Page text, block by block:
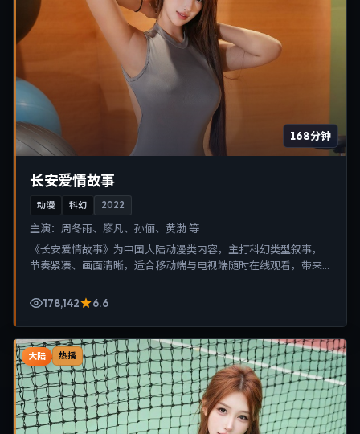
168分钟
长安爱情故事
动漫 科幻 2022
主演： 周冬雨、廖凡、孙俪、黄渤 等
《长安爱情故事》为中国大陆动漫类内容，主打科幻类型叙事，
节奏紧凑、画面清晰，适合移动端与电视端随时在线观看，带来
178,142
6.6
大陆 热播